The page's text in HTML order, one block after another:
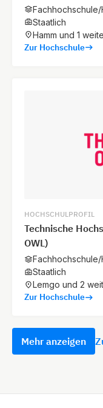
Fachhochschule/
Staatlich
Hamm und 1
Zur Hochschule
HOCHSCHULPROFIL
Technische
OWL)
Fachhochschule/
Staatlich
Lemgo und 2
Zur Hochschule
Mehr anzeigen